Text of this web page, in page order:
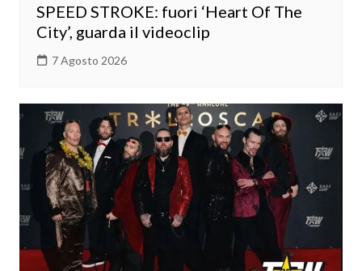
SPEED STROKE: fuori ‘Heart Of The
City’, guarda il videoclip
7 Agosto 2026